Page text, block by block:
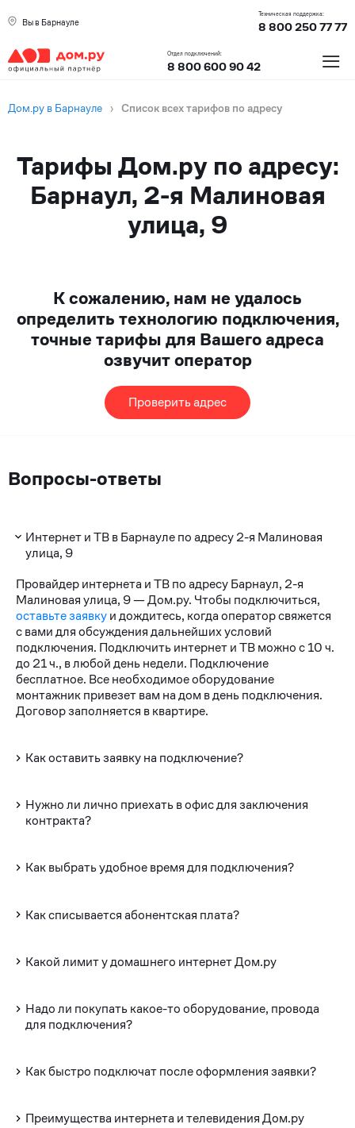
Вы в Барнауле
Техническая поддержка:
8 800 250 77 77
Отдел подключений:
8 800 600 90 42 ≡
Дом.ру в Барнауле › Список всех тарифов по адресу
Тарифы Дом.ру по адресу:
Барнаул, 2-я Малиновая
улица, 9
К сожалению, нам не удалось
определить технологию подключения,
точные тарифы для Вашего адреса
озвучит оператор
Проверить адрес
Вопросы-ответы
Интернет и ТВ в Барнауле по адресу 2-я Малиновая
улица, 9
Провайдер интернета и ТВ по адресу Барнаул, 2-я
Малиновая улица, 9 — Дом.ру. Чтобы подключиться,
оставьте заявкуи дождитесь, когда оператор свяжется
с вами для обсуждения дальнейших условий
подключения. Подключить интернет и ТВ можно с 10 ч.
до 21 ч., в любой день недели. Подключение
бесплатное. Все необходимое оборудование
монтажник привезет вам на дом в день подключения.
Договор заполняется в квартире.
Как оставить заявку на подключение?
Нужно ли лично приехать в офис для заключения
контракта?
Как выбрать удобное время для подключения?
Как списывается абонентская плата?
Какой лимит у домашнего интернет Дом.ру
Надо ли покупать какое-то оборудование, провода
для подключения?
Как быстро подключат после оформления заявки?
Преимущества интернета и телевидения Дом.ру